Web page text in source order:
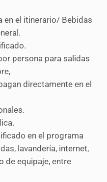
en el itinerario/ Bebidas
persona para salidas
directamente en el
en el programa
lavandería, internet,
de equipaje, entre